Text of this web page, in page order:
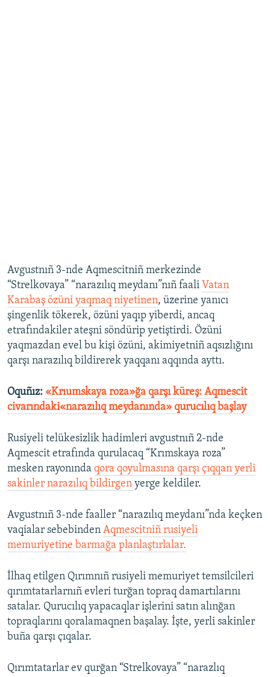
Avgustnıñ 3-nde Aqmescitniñ merkezinde
“Strelkovaya” “narazılıq meydanı”nıñ faali Vatan
Karabaş özüni yaqmaq niyetinen, üzerine yanıcı
şingenlik tökerek, özüni yaqıp yiberdi, ancaq
etrafındakiler ateşni söndürip yetiştirdi. Özüni
yaqmazdan evel bu kişi özüni, akimiyetniñ aqsızlığını
qarşı narazılıq bildirerek yaqqanı aqqında ayttı.
Oquñız: «Krıumskaya roza»ğa qarşı küreş: Aqmescit
civarındaki«narazılıq meydanında» qurucılıq başlay
Rusiyeli telükesizlik hadimleri avgustnıñ 2-nde
Aqmescit etrafında qurulacaq “Krımskaya roza”
mesken rayonında qora qoyulmasına qarşı çıqqan yerli
sakinler narazılıq bildirgen yerge keldiler.
Avgustnıñ 3-nde faaller “narazılıq meydanı”nda keçken
vaqialar sebebinden Aqmescitniñ rusiyeli
memuriyetine barmağa planlaştırlalar.
İlhaq etilgen Qırımnıñ rusiyeli memuriyet temsilcileri
qırımtatarlarnıñ evleri turğan topraq damartılarını
satalar. Qurucılıq yapacaqlar işlerini satın alınğan
topraqlarını qoralamaqnen başalay. İşte, yerli sakinler
buña qarşı çıqalar.
Qırımtatarlar ev qurğan “Strelkovaya” “narazlıq